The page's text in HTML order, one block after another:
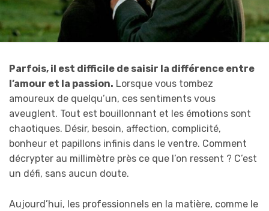
Parfois, il est difficile de saisir la différence entre
l’amour et la passion. Lorsque vous tombez
amoureux de quelqu’un, ces sentiments vous
aveuglent. Tout est bouillonnant et les émotions sont
chaotiques. Désir, besoin, affection, complicité,
bonheur et papillons infinis dans le ventre. Comment
décrypter au millimètre près ce que l’on ressent ? C’est
un défi, sans aucun doute.
Aujourd’hui, les professionnels en la matière, comme le